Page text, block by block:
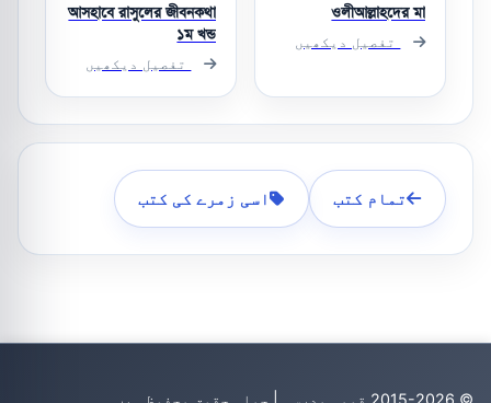
ওলীআল্লাহদের মা
تفصیل دیکھیں
আসহাবে রাসুলের জীবনকথা
১ম খন্ড
تفصیل دیکھیں
تمام کتب اسی زمرے کی کتب
© 2015-2026 قومی مدرسہ | جملہ حقوق محفوظ ہیں